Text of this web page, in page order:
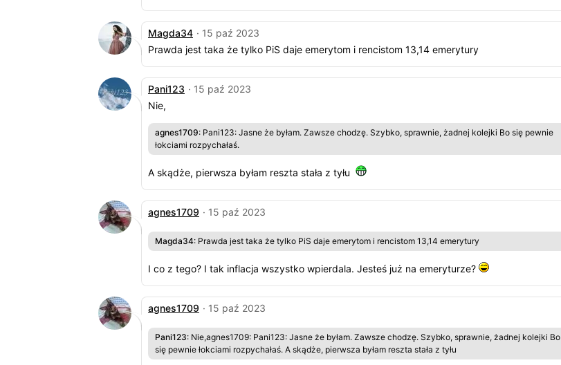
Magda34 · 15 paź 2023
Prawda jest taka że tylko PiS daje emerytom i rencistom 13,14 emerytury
Pani123 · 15 paź 2023
Nie,
agnes1709: Pani123: Jasne że byłam. Zawsze chodzę. Szybko, sprawnie, żadnej kolejki Bo się pewnie
łokciami rozpychałaś.
A skądże, pierwsza byłam reszta stała z tyłu
agnes1709 · 15 paź 2023
Magda34: Prawda jest taka że tylko PiS daje emerytom i rencistom 13,14 emerytury
I co z tego? I tak inflacja wszystko wpierdala. Jesteś już na emeryturze?
agnes1709 · 15 paź 2023
Pani123: Nie,agnes1709: Pani123: Jasne że byłam. Zawsze chodzę. Szybko, sprawnie, żadnej kolejki Bo
się pewnie łokciami rozpychałaś. A skądże, pierwsza byłam reszta stała z tyłu